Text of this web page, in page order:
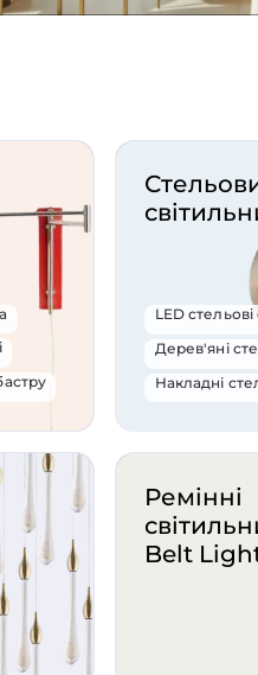
бра
LED
Дерев'яні
Накладні
Стельові в
Стельові вабі-
Стельові
Стельові
Сучасні
Ремінні
Belt